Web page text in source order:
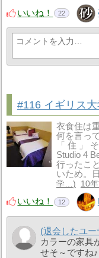
いいね！ 22
#116 イギリス
衣食住は
何を言っ
「 住 」
Studio 4
行ったこ
いため。
学…
10
いいね！ 12
(退会したユー
カラーの家具
せそ～ですね♪